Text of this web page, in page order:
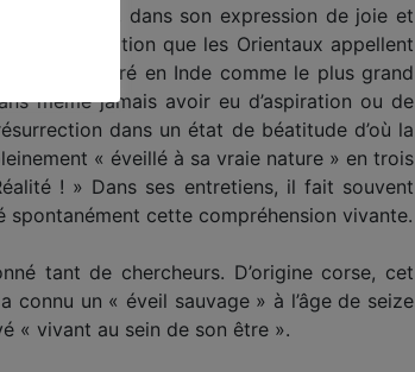
Leur vie, dans son expression de joie et
de vénération que les Orientaux appellent
considéré en Inde comme le plus grand
même jamais avoir eu d’aspiration ou de
dans un état de béatitude d’où la
« éveillé à sa vraie nature » en trois
! » Dans ses entretiens, il fait souvent
spontanément cette compréhension vivante.
tant de chercheurs. D’origine corse, cet
connu un « éveil sauvage » à l’âge de seize
« vivant au sein de son être ».